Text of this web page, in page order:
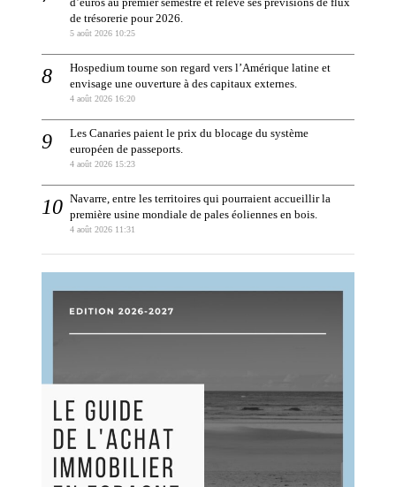
de trésorerie pour 2026.
5 août 2026 10:25
Hospedium tourne son regard vers l’Amérique latine et
envisage une ouverture à des capitaux externes.
4 août 2026 16:20
Les Canaries paient le prix du blocage du système
européen de passeports.
4 août 2026 15:23
Navarre, entre les territoires qui pourraient accueillir la
première usine mondiale de pales éoliennes en bois.
4 août 2026 11:31